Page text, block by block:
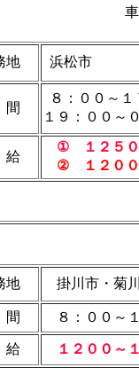
地 浜松市
８：００～１
１９：００
① １２５０
②
１２０
地 掛川市・菊
８：００～
１２００～